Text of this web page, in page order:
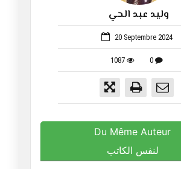
وليد عبد الحي
20 Septembre 2024
1087 0
Du Même Auteur
لنفس الكاتب